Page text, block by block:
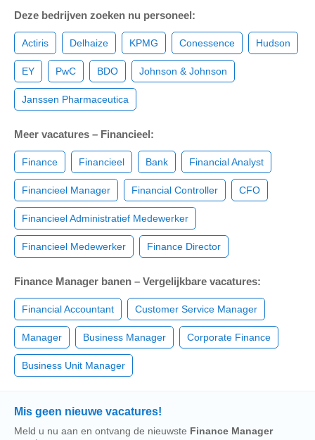
Deze bedrijven zoeken nu personeel:
Actiris Delhaize KPMG Conessence Hudson
EY PwC BDO Johnson & Johnson
Janssen Pharmaceutica
Meer vacatures – Financieel:
Finance Financieel Bank Financial Analyst
Financieel Manager Financial Controller CFO
Financieel Administratief Medewerker
Financieel Medewerker Finance Director
Finance Manager banen – Vergelijkbare vacatures:
Financial Accountant Customer Service Manager
Manager Business Manager Corporate Finance
Business Unit Manager
Mis geen nieuwe vacatures!
Meld u nu aan en ontvang de nieuwste Finance Manager